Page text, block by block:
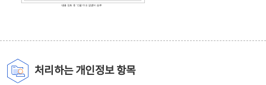
처리하는 개인정보 항목